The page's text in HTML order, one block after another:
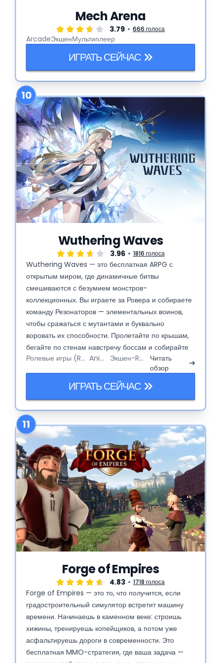
Mech Arena
3.79 666 голоса
ArcadeЭкшенМультиплеер
ИГРАТЬ СЕЙЧАС
10
Wuthering Waves
3.96 1816 голоса
Wuthering Waves — это бесплатная ARPG с
открытым миром, где динамичные битвы
смешиваются с безумием монстров-
коллекционных. Вы играете за Ровера и собираете
команду Резонаторов — элементальных воинов,
чтобы сражаться с мутантами и буквально
воровать их способности. Пролетайте по крышам,
бегайте по стенам навстречу боссам и собирайте
Эхо (навыки существ, которые можно
экипировать), чтобы создавать совершенно дикие
комбо. Это как Genshin, только с расширенным
гача и теории построения команд не дадут
заскучать на гринде.
Ролевые игры (RPG) Anime Экшен-RPG
Читать
обзор
ИГРАТЬ СЕЙЧАС
11
Forge of Empires
4.83 1718 голоса
Forge of Empires — это то, что получится, если
градостроительный симулятор встретит машину
времени. Начинаешь в каменном веке: строишь
хижины, тренируешь копейщиков, а потом уже
асфальтируешь дороги в современности. Это
бесплатная MMO-стратегия, где ваша задача —